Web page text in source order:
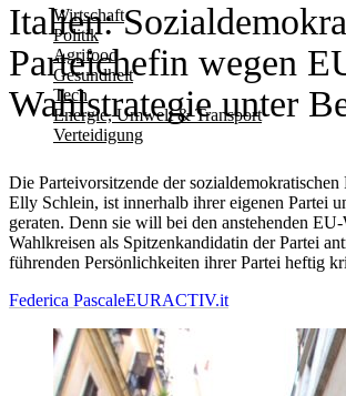
Wirtschaft
Politik
Agrifood
Gesundheit
Tech
Energie, Umwelt & Transport
Verteidigung
Italien:
Parteichefin wegen
Wahlstrategie unter
Die Parteivorsitzende der
Elly Schlein, ist innerhalb ihrer eigenen Partei
geraten. Denn sie will bei den anstehenden
Wahlkreisen als Spitzenkandidatin der Partei
führenden Persönlichkeiten ihrer Partei heftig
Federica PascaleEURACTIV.it